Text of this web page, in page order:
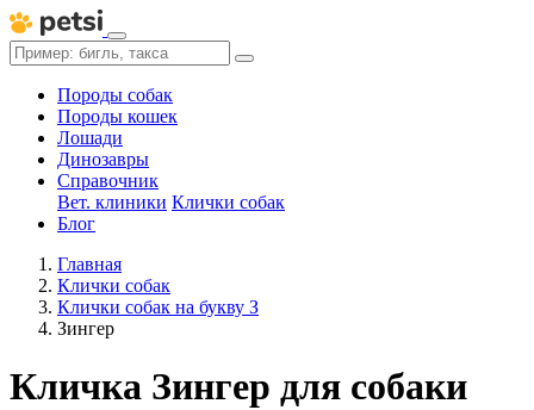
Породы собак
Породы кошек
Лошади
Динозавры
Справочник
Вет. клиники Клички собак
Блог
Главная
Клички собак
Клички собак на букву З
Зингер
Кличка Зингер для собаки